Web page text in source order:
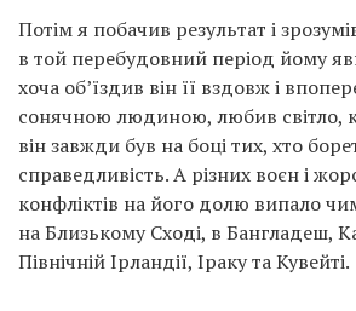
Потім я побачив результат і
в той перебудовний період йому
хоча об’їздив він її вздовж і
сонячною людиною, любив світло,
він завжди був на боці тих, хто
справедливість. А різних воєн і
конфліктів на його долю випало
на Близькому Сході, в Бангладеш,
Північній Ірландії, Іраку та Кувейті.